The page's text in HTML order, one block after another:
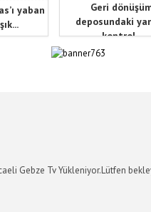
yaban
Geri
deposundaki
kontrol...
Gebze Tv Yükleniyor.Lütfen